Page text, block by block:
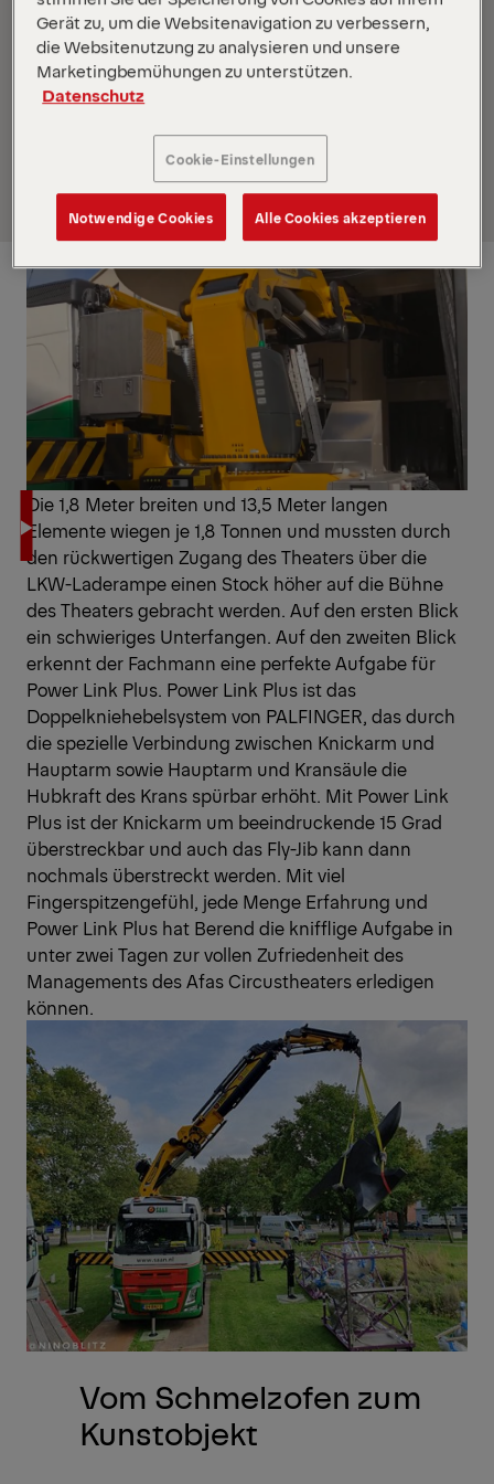
leistungsstarke Kranmodelle für komplexe
Spezialeinsätze. Optisch auffallend ist das
polygonale P-Profil. Durch die Leichtbauweise des
Profils bleibt das Ausschubsystem trotz niedrigen
Punktgenaue Einsätze werden so noch effizienter
und sichererer erledigt.
Die 1,8 Meter breiten und 13,5 Meter langen
Elemente wiegen je 1,8 Tonnen und mussten durch
den rückwertigen Zugang des Theaters über die
LKW-Laderampe einen Stock höher auf die Bühne
des Theaters gebracht werden. Auf den ersten Blick
ein schwieriges Unterfangen. Auf den zweiten Blick
erkennt der Fachmann eine perfekte Aufgabe für
Power Link Plus. Power Link Plus ist das
Doppelkniehebelsystem von PALFINGER, das durch
die spezielle Verbindung zwischen Knickarm und
Hauptarm sowie Hauptarm und Kransäule die
Hubkraft des Krans spürbar erhöht. Mit Power Link
Plus ist der Knickarm um beeindruckende 15 Grad
überstreckbar und auch das Fly-Jib kann dann
nochmals überstreckt werden. Mit viel
Fingerspitzengefühl, jede Menge Erfahrung und
Power Link Plus hat Berend die knifflige Aufgabe in
unter zwei Tagen zur vollen Zufriedenheit des
Managements des Afas Circustheaters erledigen
können.
Vom Schmelzofen zum
Kunstobjekt
Gerät zu, um die Websitenavigation zu verbessern,
die Websitenutzung zu analysieren und unsere
Marketingbemühungen zu unterstützen.
Datenschutz
Cookie-Einstellungen
Notwendige Cookies Alle Cookies akzeptieren